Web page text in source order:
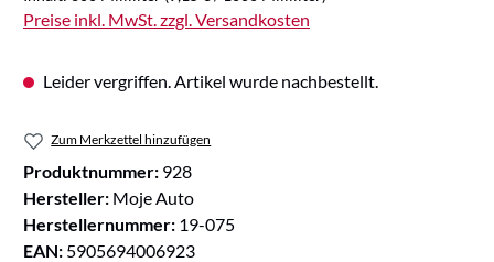
Preise inkl. MwSt. zzgl. Versandkosten
Leider vergriffen. Artikel wurde nachbestellt.
Zum Merkzettel hinzufügen
Produktnummer: 928
Hersteller: Moje Auto
Herstellernummer: 19-075
EAN: 5905694006923